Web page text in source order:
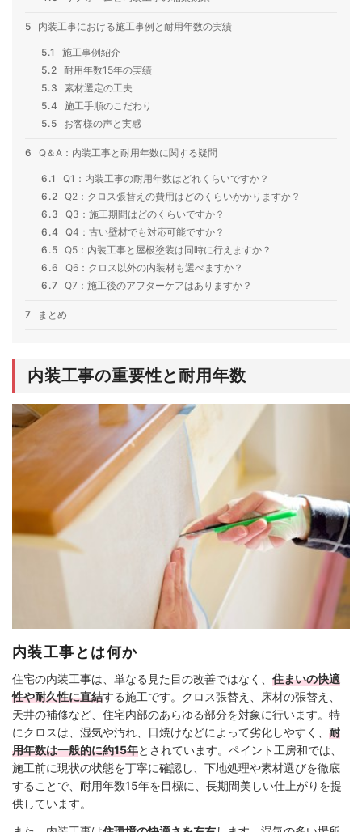
5 内装工事における施工事例と耐用年数の実績
5.1
施工事例紹介
5.2 耐用年数15年の実績
5.3
素材選定の工夫
5.4
施工手順のこだわり
5.5
お客様の声と実感
6 Q＆A：内装工事と耐用年数に関する疑問
6.1
Q1：内装工事の耐用年数はどれくらいですか？
6.2 Q2：クロス張替えの費用はどのくらいかかりますか？
6.3
Q3：施工期間はどのくらいですか？
6.4
Q4：古い壁材でも対応可能ですか？
6.5 Q5：内装工事と屋根塗装は同時に行えますか？
6.6
Q6：クロス以外の内装材も選べますか？
6.7 Q7：施工後のアフターケアはありますか？
7 まとめ
内装工事の重要性と耐用年数
内装工事とは何か
住宅の内装工事は、単なる見た目の改善ではなく、 住まいの快適
性や耐久性に直結する施工です。クロス張替え、床材の張替え、
天井の補修など、住宅内部のあらゆる部分を対象に行います。特
にクロスは、湿気や汚れ、日焼けなどによって劣化しやすく、 耐
用年数は一般的に約15年とされています。ペイント工房和では、
施工前に現状の状態を丁寧に確認し、下地処理や素材選びを徹底
することで、耐用年数15年を目標に、長期間美しい仕上がりを提
供しています。